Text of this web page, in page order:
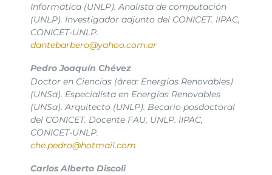
Informática (UNLP). Analista de computación
(UNLP). Investigador adjunto del CONICET. IIPAC,
CONICET-UNLP.
dantebarbero@yahoo.com.ar
Pedro Joaquín Chévez
Doctor en Ciencias (área: Energías Renovables)
(UNSa). Especialista en Energías Renovables
(UNSa). Arquitecto (UNLP). Becario posdoctoral
del CONICET. Docente FAU, UNLP. IIPAC,
CONICET-UNLP.
che.pedro@hotmail.com
Carlos Alberto Discoli